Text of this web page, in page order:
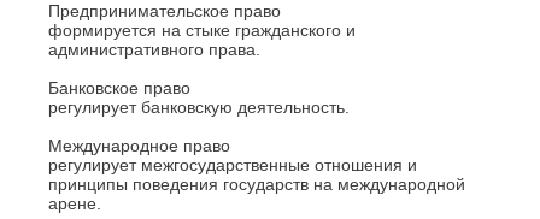
Предпринимательское право
формируется на стыке гражданского и
административного права.
Банковское право
регулирует банковскую деятельность.
Международное право
регулирует межгосударственные отношения и
принципы поведения государств на международной
арене.